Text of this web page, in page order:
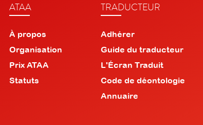
ATAA
À propos
Organisation
Prix ATAA
Statuts
TRADUCTEUR
Adhérer
Guide du traducteur
L'Écran Traduit
Code de déontologie
Annuaire